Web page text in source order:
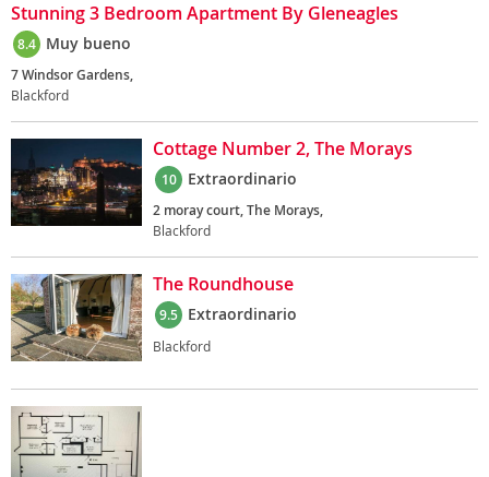
Stunning 3 Bedroom Apartment By Gleneagles
8.4 Muy bueno
7 Windsor Gardens,
Blackford
Cottage Number 2, The Morays
10 Extraordinario
2 moray court, The Morays,
Blackford
The Roundhouse
9.5 Extraordinario
Blackford